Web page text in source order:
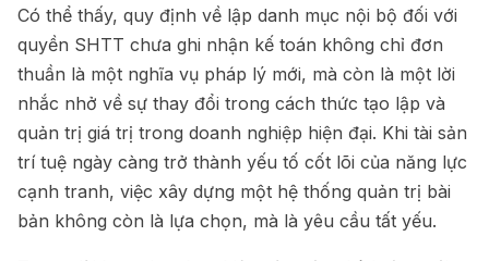
Có thể thấy, quy định về lập danh mục nội bộ đối với
quyền SHTT chưa ghi nhận kế toán không chỉ đơn
thuần là một nghĩa vụ pháp lý mới, mà còn là một lời
nhắc nhở về sự thay đổi trong cách thức tạo lập và
quản trị giá trị trong doanh nghiệp hiện đại. Khi tài sản
trí tuệ ngày càng trở thành yếu tố cốt lõi của năng lực
cạnh tranh, việc xây dựng một hệ thống quản trị bài
bản không còn là lựa chọn, mà là yêu cầu tất yếu.